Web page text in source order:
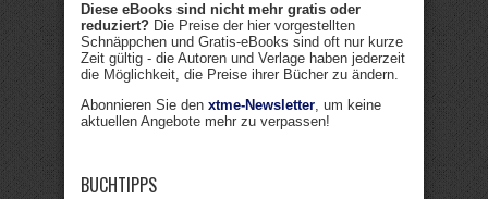
Diese eBooks sind nicht mehr gratis oder
reduziert? Die Preise der hier vorgestellten
Schnäppchen und Gratis-eBooks sind oft nur kurze
Zeit gültig - die Autoren und Verlage haben jederzeit
die Möglichkeit, die Preise ihrer Bücher zu ändern.
Abonnieren Sie den xtme-Newsletter, um keine
aktuellen Angebote mehr zu verpassen!
BUCHTIPPS